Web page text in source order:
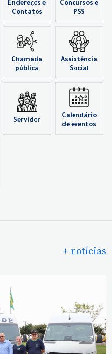
Endereços e
Contatos
Concursos e
PSS
Chamada
pública
Assistência
Social
Servidor
Calendário
de eventos
+ notícias